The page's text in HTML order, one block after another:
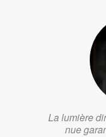
La lumière
nue